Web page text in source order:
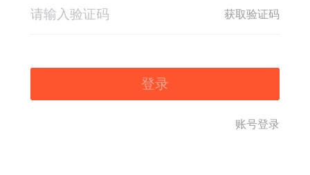
获取验证码
登录
账号登录